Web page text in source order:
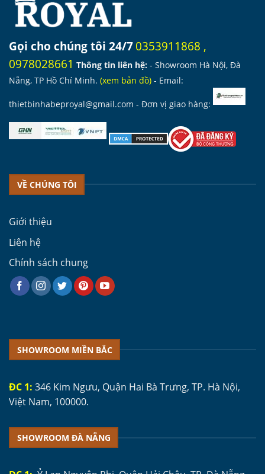
Gọi cho chúng tôi 24/70353911868 ,
0978028661 Thông tin liên hệ: - Showroom Hà Nội, Đà
Nẵng, TP Hồ Chí Minh. (xem bản đồ) - Email:
thietbinhabeproyal@gmail.com - Đơn vị giao hàng:
VỀ CHÚNG TÔI
Giới thiệu
Liên hệ
Chính sách chung
SHOWROOM MIỀN BẮC
ĐC 1: 346 Kim Ngưu, Quận Hai Bà Trưng, TP. Hà Nội,
Việt Nam, 100000.
SHOWROOM ĐÀ NẴNG